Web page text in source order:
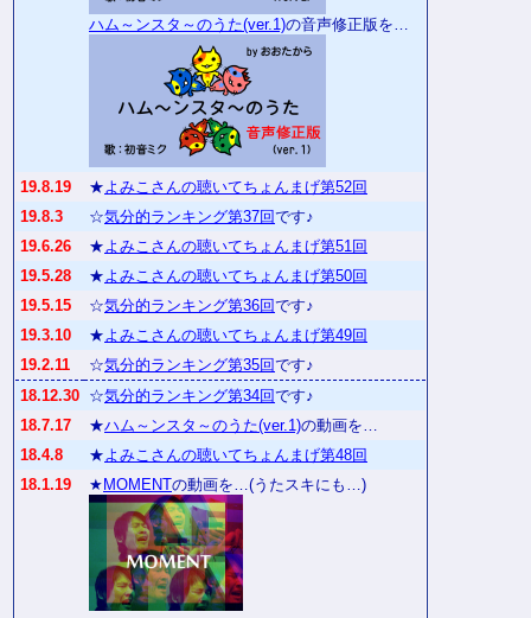
ハム～ンスタ～のうた(ver.1)の音声修正版を…
19.8.19 ★よみこさんの聴いてちょんまげ第52回
19.8.3
☆気分的ランキング第37回です♪
19.6.26
★よみこさんの聴いてちょんまげ第51回
19.5.28
★よみこさんの聴いてちょんまげ第50回
19.5.15
☆気分的ランキング第36回です♪
19.3.10
★よみこさんの聴いてちょんまげ第49回
19.2.11
☆気分的ランキング第35回です♪
18.12.30 ☆気分的ランキング第34回です♪
18.7.17
★ハム～ンスタ～のうた(ver.1)の動画を…
18.4.8
★よみこさんの聴いてちょんまげ第48回
18.1.19
★ MOMENTの動画を…(うたスキにも…)